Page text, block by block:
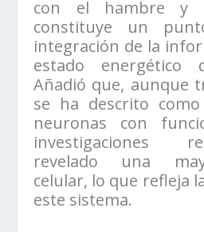
con el hambre y
constituye un
integración de la
estado energético
Añadió que, aunque
se ha descrito
neuronas con
investigaciones
revelado una
celular, lo que refleja
este sistema.